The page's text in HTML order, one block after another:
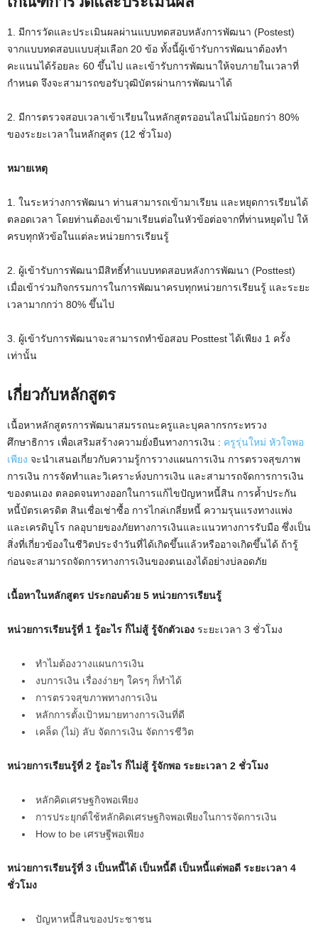
1. มีการวัดและประเมินผลผ่านแบบทดสอบหลังการพัฒนา (Postest)
จากแบบทดสอบแบบสุ่มเลือก 20 ข้อ ทั้งนี้ผู้เข้ารับการพัฒนาต้องทำ
คะแนนได้ร้อยละ 60 ขึ้นไป และเข้ารับการพัฒนาให้จบภายในเวลาที่
กำหนด จึงจะสามารถขอรับวุฒิบัตรผ่านการพัฒนาได้
2. มีการตรวจสอบเวลาเข้าเรียนในหลักสูตรออนไลน์ไม่น้อยกว่า 80%
ของระยะเวลาในหลักสูตร (12 ชั่วโมง)
หมายเหตุ
1. ในระหว่างการพัฒนา ท่านสามารถเข้ามาเรียน และหยุดการเรียนได้
ตลอดเวลา โดยท่านต้องเข้ามาเรียนต่อในหัวข้อต่อจากที่ท่านหยุดไป ให้
ครบทุกหัวข้อในแต่ละหน่วยการเรียนรู้
2. ผู้เข้ารับการพัฒนามีสิทธิ์ทำแบบทดสอบหลังการพัฒนา (Posttest)
เมื่อเข้าร่วมกิจกรรมการในการพัฒนาครบทุกหน่วยการเรียนรู้ และระยะ
เวลามากกว่า 80% ขึ้นไป
3. ผู้เข้ารับการพัฒนาจะสามารถทำข้อสอบ Posttest ได้เพียง 1 ครั้ง
เท่านั้น
เกี่ยวกับหลักสูตร
เนื้อหาหลักสูตรการพัฒนาสมรรถนะครูและบุคลากรกระทรวง
ศึกษาธิการ เพื่อเสริมสร้างความยั่งยืนทางการเงิน : ครูรุ่นใหม่ หัวใจพอ
เพียง จะนำเสนอเกี่ยวกับความรู้การวางแผนการเงิน การตรวจสุขภาพ
การเงิน การจัดทำและวิเคราะห์งบการเงิน และสามารถจัดการการเงิน
ของตนเอง ตลอดจนทางออกในการแก้ไขปัญหาหนี้สิน การค้ำประกัน
หนี้บัตรเครดิต สินเชื่อเช่าซื้อ การไกล่เกลี่ยหนี้ ความรุนแรงทางแพ่ง
และเครดิบูโร กลอุบายของภัยทางการเงินและแนวทางการรับมือ ซึ่งเป็น
สิ่งที่เกี่ยวข้องในชีวิตประจำวันที่ได้เกิดขึ้นแล้วหรืออาจเกิดขึ้นได้ ถ้ารู้
ก่อนจะสามารถจัดการทางการเงินของตนเองได้อย่างบ่ลอดภัย
เนื้อหาในหลักสูตร ประกอบด้วย 5 หน่วยการเรียนรู้
หน่วยการเรียนรู้ที่ 1 รู้อะไร ก็ไม่สู้ รู้จักตัวเอง ระยะเวลา 3 ชั่วโมง
ทำไมต้องวางแผนการเงิน
งบการเงิน เรื่องง่ายๆ ใครๆ ก็ทำได้
การตรวจสุขภาพทางการเงิน
หลักการตั้งเป้าหมายทางการเงินที่ดี
เคล็ด (ไม่) ลับ จัดการเงิน จัดการชีวิต
หน่วยการเรียนรู้ที่ 2 รู้อะไร ก็ไม่สู้ รู้จักพอ ระยะเวลา 2 ชั่วโมง
หลักคิดเศรษฐกิจพอเพียง
การประยุกต์ใช้หลักคิดเศรษฐกิจพอเพียงในการจัดการเงิน
How to be เศรษฐีพอเพียง
หน่วยการเรียนรู้ที่ 3 เป็นหนี้ได้ เป็นหนี้ดี เป็นหนี้แต่พอดี ระยะเวลา 4
ชั่วโมง
ปัญหาหนี้สินของประชาชน